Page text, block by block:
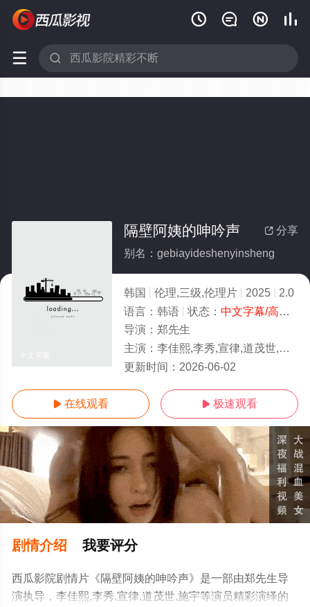
   
 
 分享
隔壁阿姨的呻吟声
别名：gebiayideshenyinsheng
韩国 伦理,三级,伦理片 2025
2.0
语言： 韩语 状态： 中文字幕/高清
导演： 郑先生
主演： 李佳熙,李秀,宣律,道茂世,施宇
更新时间： 2026-06-02
 在线观看  极速观看
剧情介绍 我要评分
西瓜影院剧情片《隔壁阿姨的呻吟声》是一部由郑先生导
演执导，李佳熙,李秀,宣律,道茂世,施宇等演员精彩演绎的